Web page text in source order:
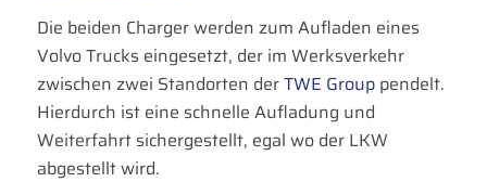
Die beiden Charger werden zum Aufladen eines
Volvo Trucks eingesetzt, der im Werksverkehr
zwischen zwei Standorten derTWE Group pendelt.
Hierdurch ist eine schnelle Aufladung und
Weiterfahrt sichergestellt, egal wo der LKW
abgestellt wird.